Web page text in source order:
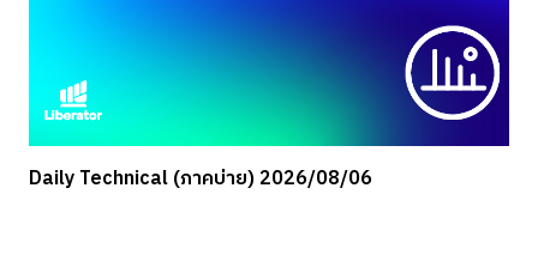
Daily Technical (ภาคบ่าย) 2026/08/06